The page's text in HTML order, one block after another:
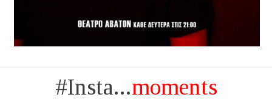
#Insta...moments